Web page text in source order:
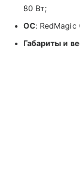
80 Вт;
ОС: RedMagic
Габариты и